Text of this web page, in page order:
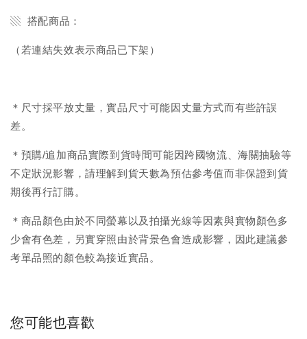
▧ 搭配商品：
（若連結失效表示商品已下架）
＊尺寸採平放丈量，實品尺寸可能因丈量方式而有些許誤
差。
＊預購/追加商品實際到貨時間可能因跨國物流、海關抽驗等
不定狀況影響，請理解到貨天數為預估參考值而非保證到貨
期後再行訂購。
＊商品顏色由於不同螢幕以及拍攝光線等因素與實物顏色多
少會有色差，另實穿照由於背景色會造成影響，因此建議參
考單品照的顏色較為接近實品。
您可能也喜歡